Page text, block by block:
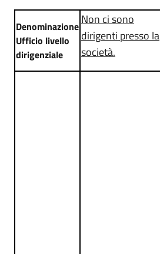
Denominazione
Ufficio livello
dirigenziale
Non ci sono
dirigenti presso la
società.